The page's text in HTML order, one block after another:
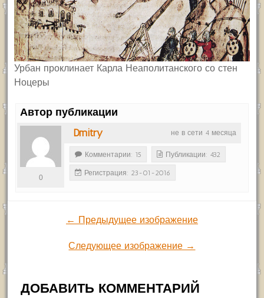
Урбан проклинает Карла Неаполитанского со стен
Ноцеры
Автор публикации
не в сети 4 месяца
Dmitry
0
Комментарии: 15 Публикации: 432
Регистрация: 23-01-2016
← Предыдущее изображение
Следующее изображение →
ДОБАВИТЬ КОММЕНТАРИЙ